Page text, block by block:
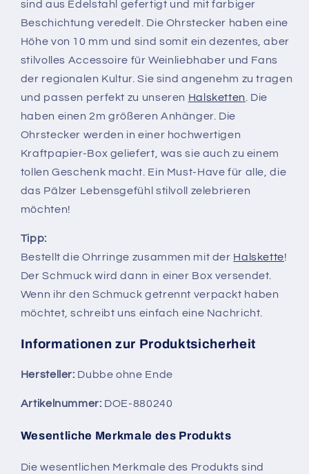
sind aus Edelstahl gefertigt und mit farbiger
Beschichtung veredelt. Die Ohrstecker haben eine
Höhe von 10 mm und sind somit ein dezentes, aber
stilvolles Accessoire für Weinliebhaber und Fans
der regionalen Kultur. Sie sind angenehm zu tragen
und passen perfekt zu unseren Halsketten
. Die
haben einen 2m größeren Anhänger. Die
Ohrstecker werden in einer hochwertigen
Kraftpapier-Box geliefert, was sie auch zu einem
tollen Geschenk macht. Ein Must-Have für alle, die
das Pälzer Lebensgefühl stilvoll zelebrieren
möchten!
Tipp:
Bestellt die Ohrringe zusammen mit der Halskette!
Der Schmuck wird dann in einer Box versendet.
Wenn ihr den Schmuck getrennt verpackt haben
möchtet, schreibt uns einfach eine Nachricht.
Informationen zur Produktsicherheit
Hersteller: Dubbe ohne Ende
Artikelnummer: DOE-880240
Wesentliche Merkmale des Produkts
Die wesentlichen Merkmale des Produkts sind